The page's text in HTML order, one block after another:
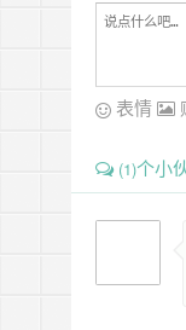
表情
(1)个小